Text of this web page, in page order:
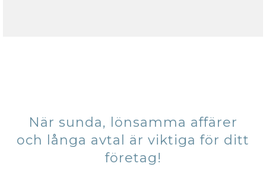
När sunda, lönsamma affärer
och långa avtal är viktiga för ditt
företag!